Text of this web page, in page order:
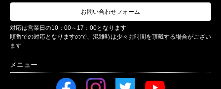
お問い合わせフォーム
対応は営業日の10：00～17：00となります
順番での対応となりますので、混雑時は少々お時間を頂戴する場合がござい
ます